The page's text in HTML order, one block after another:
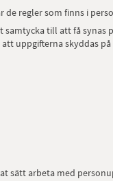
de regler som finns i
till att få synas
uppgifterna skyddas
sätt arbeta med